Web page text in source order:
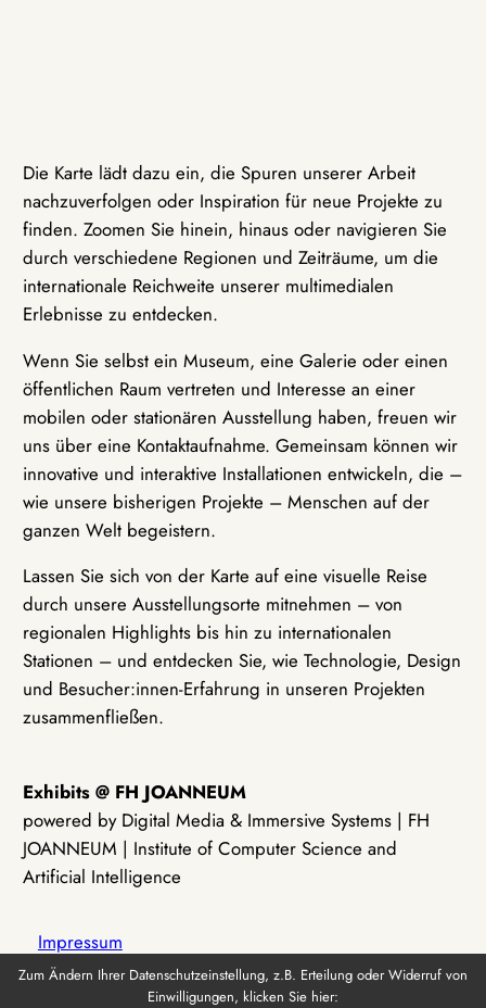
Die Karte lädt dazu ein, die Spuren unserer Arbeit
nachzuverfolgen oder Inspiration für neue Projekte zu
finden. Zoomen Sie hinein, hinaus oder navigieren Sie
durch verschiedene Regionen und Zeiträume, um die
internationale Reichweite unserer multimedialen
Erlebnisse zu entdecken.
Wenn Sie selbst ein Museum, eine Galerie oder einen
öffentlichen Raum vertreten und Interesse an einer
mobilen oder stationären Ausstellung haben, freuen wir
uns über eine Kontaktaufnahme. Gemeinsam können wir
innovative und interaktive Installationen entwickeln, die –
wie unsere bisherigen Projekte – Menschen auf der
ganzen Welt begeistern.
Lassen Sie sich von der Karte auf eine visuelle Reise
durch unsere Ausstellungsorte mitnehmen – von
regionalen Highlights bis hin zu internationalen
Stationen – und entdecken Sie, wie Technologie, Design
und Besucher:innen-Erfahrung in unseren Projekten
zusammenfließen.
Exhibits @ FH JOANNEUM
powered by Digital Media & Immersive Systems | FH
JOANNEUM | Institute of Computer Science and
Artificial Intelligence
Impressum
Zum Ändern Ihrer Datenschutzeinstellung, z.B. Erteilung oder Widerruf von
Einwilligungen, klicken Sie hier: